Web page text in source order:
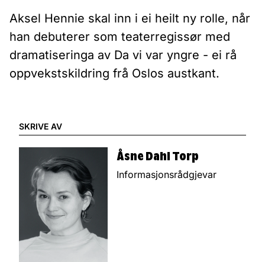
Aksel Hennie skal inn i ei heilt ny rolle, når
han debuterer som teaterregissør med
dramatiseringa av Da vi var yngre - ei rå
oppvekstskildring frå Oslos austkant.
SKRIVE AV
Åsne Dahl Torp
Informasjonsrådgjevar